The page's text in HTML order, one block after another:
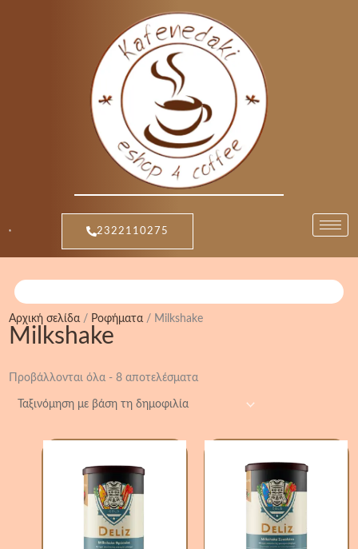
2322110275
Αρχική σελίδα/ Ροφήματα/ Milkshake
Milkshake
Προβάλλονται όλα - 8 αποτελέσματα
by
popularity
Deliz
Φράουλα
ποσότητα
Deliz
Σοκολάτα
ποσότητα